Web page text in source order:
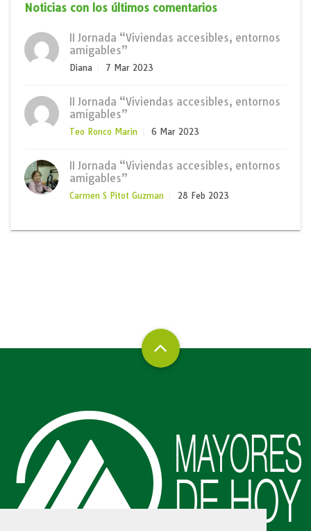
Noticias con los últimos comentarios
II Jornada “Viviendas accesibles, entornos
amigables”
Diana 7 Mar 2023
II Jornada “Viviendas accesibles, entornos
amigables”
Teo Ronco Marin 6 Mar 2023
II Jornada “Viviendas accesibles, entornos
amigables”
Carmen S Pitot Guzman 28 Feb 2023